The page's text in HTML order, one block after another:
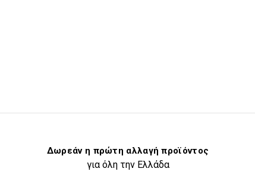
Δωρεάν η πρώτη αλλαγή προϊόντος
για όλη την Ελλάδα